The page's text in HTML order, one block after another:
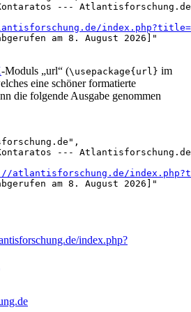
---
am 8. August 2026]"
-Moduls „url“ (\usepackage{url} im
eine schöner formatierte
die folgende Ausgabe genommen
---
atlantisforschung.de/
am 8. August 2026]"
index.php?